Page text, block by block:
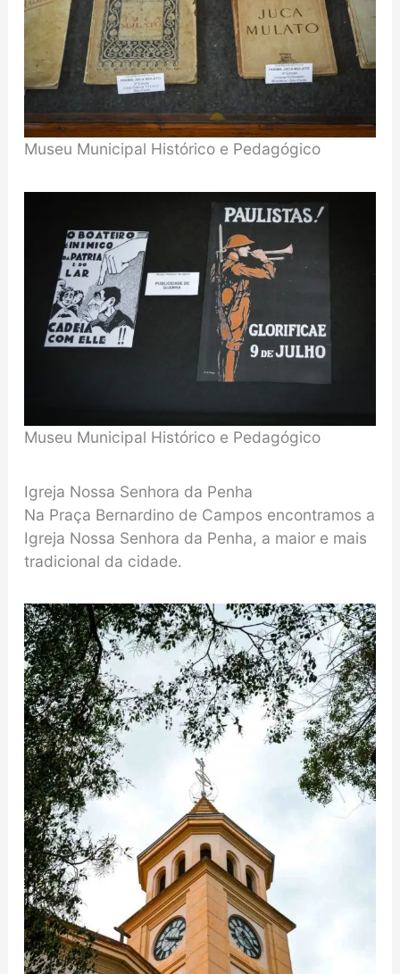
Museu Municipal Histórico e Pedagógico
Museu Municipal Histórico e Pedagógico
Igreja Nossa Senhora da Penha
Na Praça Bernardino de Campos encontramos a
Igreja Nossa Senhora da Penha, a maior e mais
tradicional da cidade.